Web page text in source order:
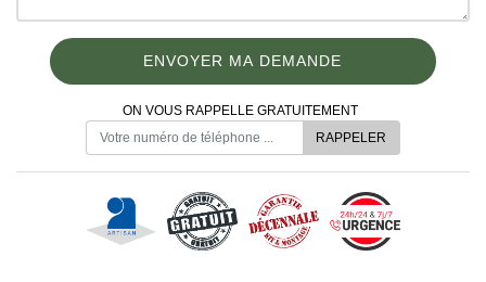
ON VOUS RAPPELLE GRATUITEMENT